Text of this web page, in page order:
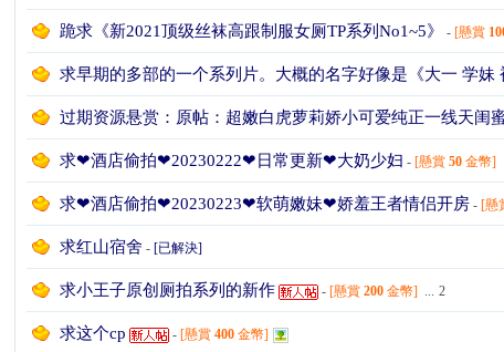
壇,
跪求《新2021顶级丝袜高跟制服女厕TP系列No1~5》 - [懸賞
求早期的多部的一个系列片。大概的名字好像是《大一 学妹
过期资源悬赏：原帖：超嫩白虎萝莉娇小可爱纯正一线天闺
求❤酒店偷拍❤20230222❤日常更新❤大奶少妇 - [懸賞50 金幣]
求❤酒店偷拍❤20230223❤软萌嫩妹❤娇羞王者情侣开房 - [懸
求红山宿舍 - [已解決]
求小王子原创厕拍系列的新作 - [懸賞200 金幣] ... 2
求这个cp - [懸賞400 金幣]